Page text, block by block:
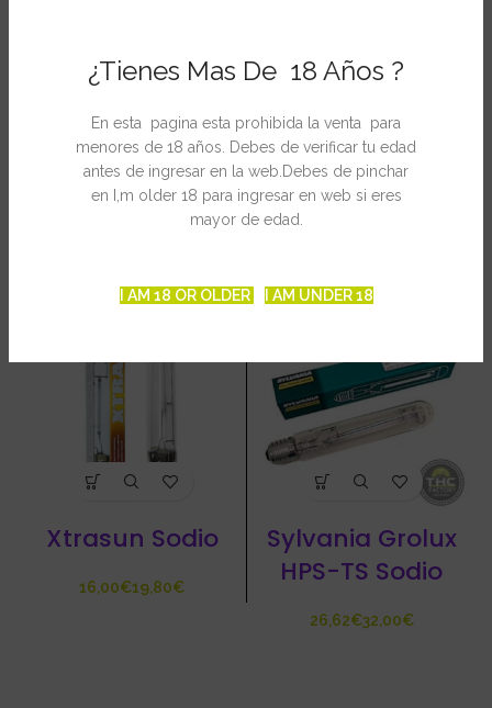
¿Tienes Mas De 18 Años ?
En esta pagina esta prohibida la venta para
menores de 18 años. Debes de verificar tu edad
antes de ingresar en la web.Debes de pinchar
en I,m older 18 para ingresar en web si eres
mayor de edad.
I AM 18 OR OLDER I AM UNDER 18
INFORMACIÓN ADICIONAL
Xtrasun Sodio
€ €
Sylvania Grolux
HPS-TS Sodio
€ €